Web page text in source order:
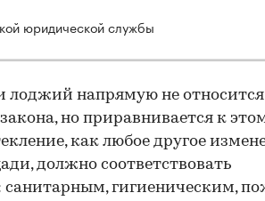
юридической службы
лоджий напрямую не
но приравнивается к
как любое другое
должно соответствовать
гигиеническим,